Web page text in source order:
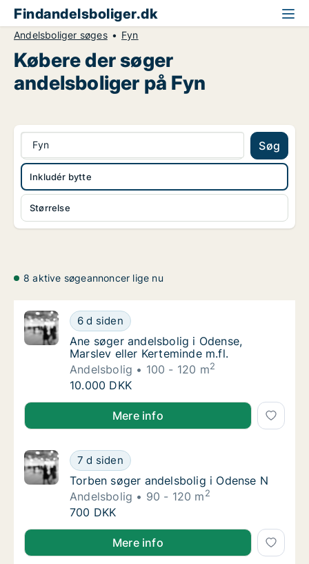
Findandelsboliger.dk
Andelsboliger søges Fyn
Købere der søger
andelsboliger på Fyn
Fyn Søg
Størrelse
Inkludér bytte
8 aktive søgeannoncer lige nu
Ane søger andelsbolig i Odense, Marslev
6 d siden
Ane søger andelsbolig i Odense, Marslev
Ane søger andelsbolig i Odense,
Marslev eller Kerteminde m.fl.
Andelsbolig
100 - 120 m2
Ane søger andelsbolig i Odense, Marslev
10.000 DKK
Ane søger andelsbolig i Odense, Marslev eller
Mere info
Torben søger andelsbolig i Odense N
7 d siden
Torben søger andelsbolig i Odense N
Torben søger andelsbolig i Odense N
Andelsbolig
90 - 120 m2
Torben søger andelsbolig i Odense N
700 DKK
Torben søger andelsbolig i Odense N
Mere info